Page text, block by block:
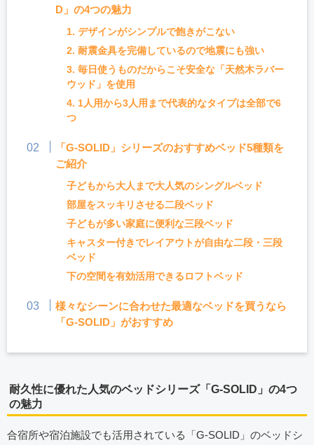
D」の4つの魅力
1. デザインがシンプルで飽きがこない
2. 耐震金具を完備しているので地震にも強い
3. 毎日使うものだからこそ安全な「天然木ラバー
ウッド」を使用
4. 1人用から3人用まで代表的なタイプは全部で6
つ
「G-SOLID」シリーズのおすすめベッド5種類を
ご紹介
子どもから大人まで大人気のシングルベッド
部屋をスッキリさせる二段ベッド
子どもが多い家庭に便利な三段ベッド
キャスター付きでレイアウトが自由な二段・三段
ベッド
下の空間を有効活用できるロフトベッド
様々なシーンに合わせた最適なベッドを買うなら
「G-SOLID」がおすすめ
耐久性に優れた人気のベッドシリーズ「G-SOLID」の4つ
の魅力
合宿所や宿泊施設でも活用されている「G-SOLID」のベッドシ